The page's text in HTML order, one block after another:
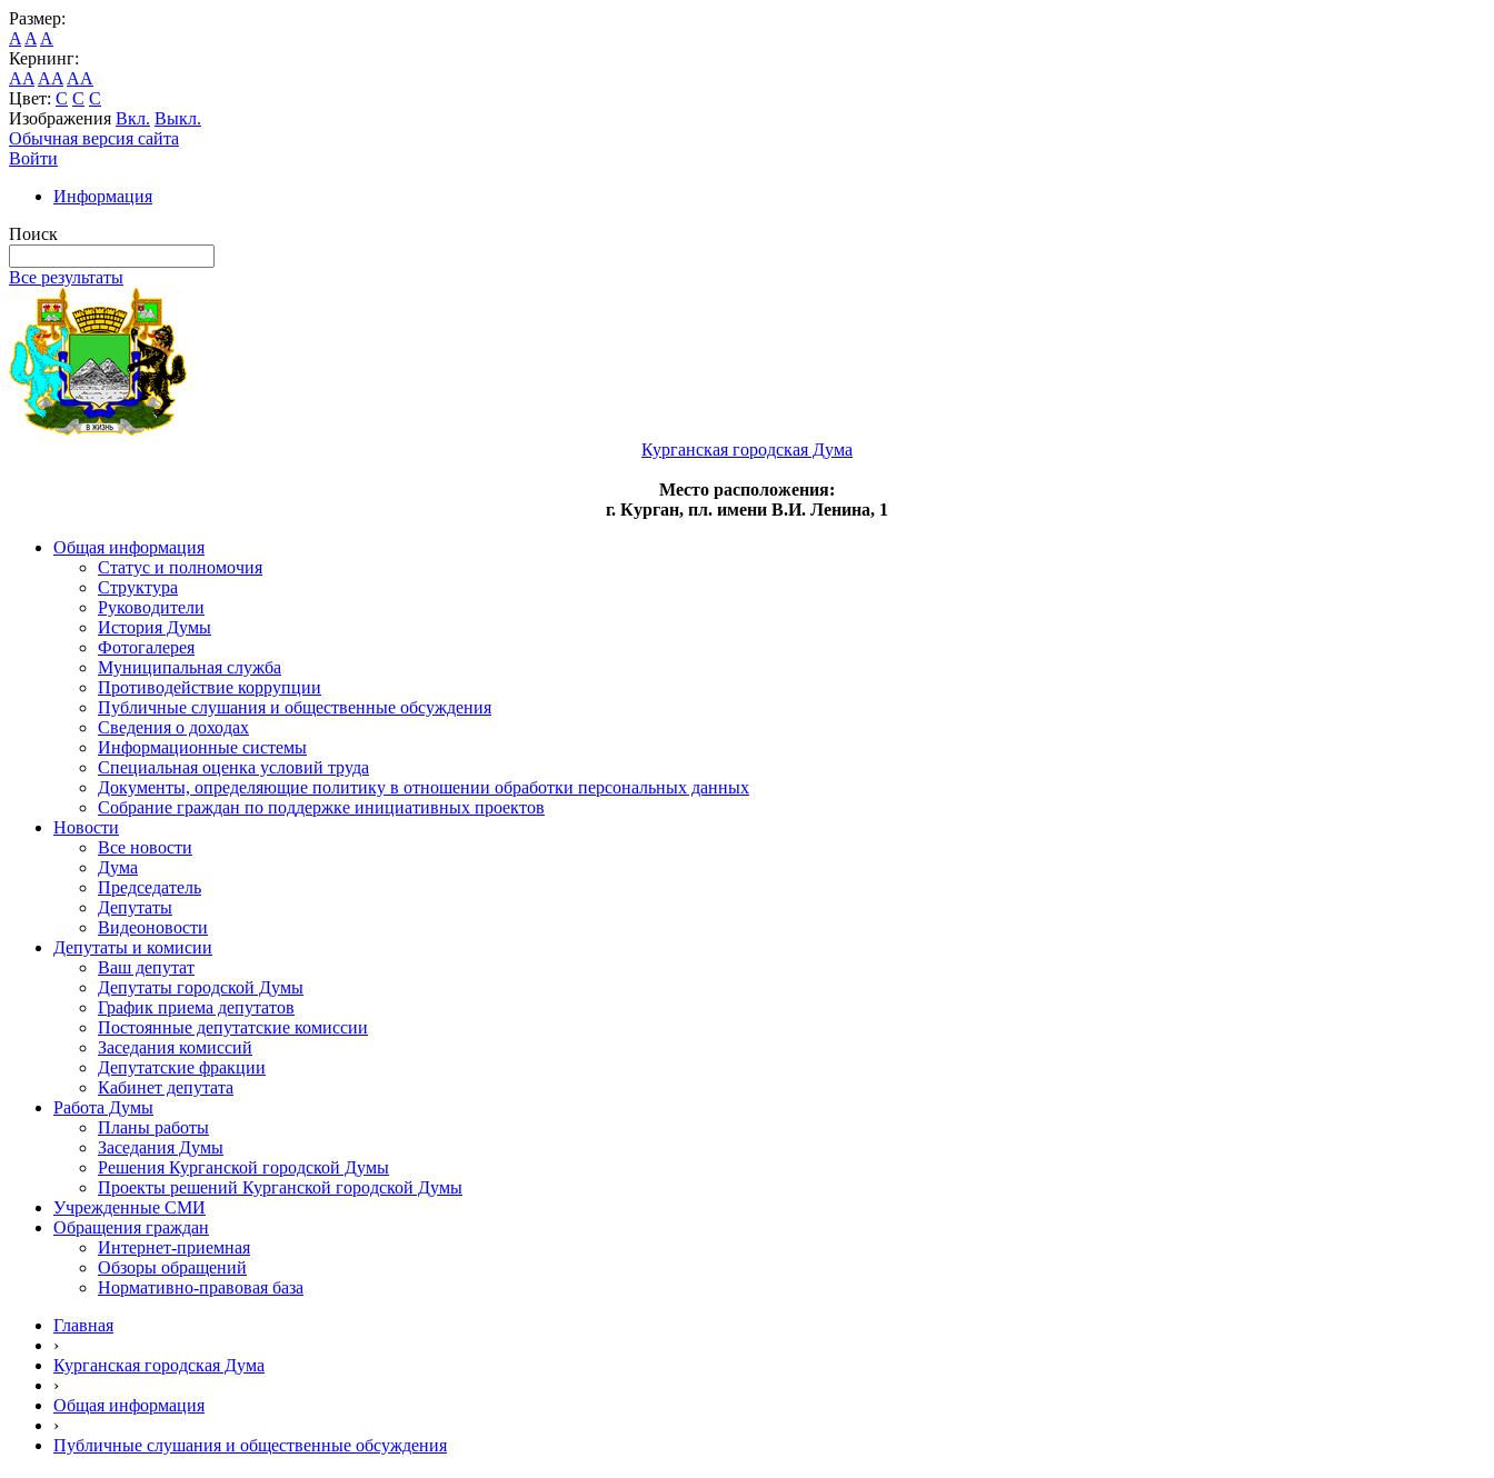
Размер:
A A A
Кернинг:
AA AA AA
Цвет: C C C
Изображения Вкл. Выкл.
Обычная версия сайта
Войти
Информация
Поиск
Все результаты
Курганская городская Дума
Место расположения:
г. Курган, пл. имени В.И. Ленина, 1
Общая информация
Статус и полномочия
Структура
Руководители
История Думы
Фотогалерея
Муниципальная служба
Противодействие коррупции
Публичные слушания и общественные обсуждения
Сведения о доходах
Информационные системы
Специальная оценка условий труда
Документы, определяющие политику в отношении обработки персональных данных
Собрание граждан по поддержке инициативных проектов
Новости
Все новости
Дума
Председатель
Депутаты
Видеоновости
Депутаты и комисии
Ваш депутат
Депутаты городской Думы
График приема депутатов
Постоянные депутатские комиссии
Заседания комиссий
Депутатские фракции
Кабинет депутата
Работа Думы
Планы работы
Заседания Думы
Решения Курганской городской Думы
Проекты решений Курганской городской Думы
Учрежденные СМИ
Обращения граждан
Интернет-приемная
Обзоры обращений
Нормативно-правовая база
Главная
›
Курганская городская Дума
›
Общая информация
›
Публичные слушания и общественные обсуждения